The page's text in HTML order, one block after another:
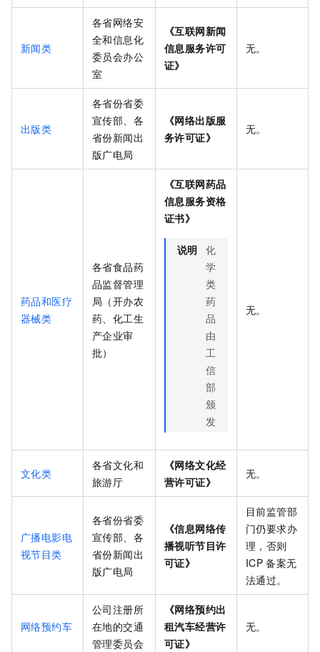
新闻类
各省网络安
全和信息化
委员会办公
室
《互联网新闻
信息服务许可
证》
无。
出版类
各省份省委
宣传部、各
省份新闻出
版广电局
《网络出版服
务许可证》
无。
药品和医疗
器械类
各省食品药
品监督管理
局（开办农
药、化工生
产企业审
批）
《互联网药品
信息服务资格
证书》
说明 化
学
类
药
品
由
工
信
部
颁
发
无。
文化类
各省文化和
旅游厅
《网络文化经
营许可证》
无。
广播电影电
视节目类
各省份省委
宣传部、各
省份新闻出
版广电局
《信息网络传
播视听节目许
可证》
目前监管部
门仍要求办
理，否则
ICP 备案无
法通过。
网络预约车
公司注册所
在地的交通
管理委员会
《网络预约出
租汽车经营许
可证》
无。